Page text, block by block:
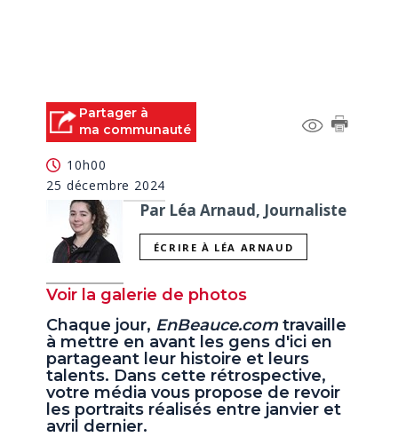
Partager à
ma communauté
10h00
25 décembre 2024
Par Léa Arnaud, Journaliste
ÉCRIRE À LÉA ARNAUD
Voir la galerie de photos
Chaque jour, EnBeauce.com travaille
à mettre en avant les gens d'ici en
partageant leur histoire et leurs
talents. Dans cette rétrospective,
votre média vous propose de revoir
les portraits réalisés entre janvier et
avril dernier.